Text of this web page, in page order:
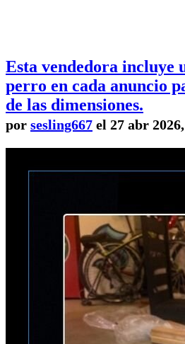
Esta vendedora incluye
perro en cada anuncio
de las dimensiones.
por sesling667 el 27 abr